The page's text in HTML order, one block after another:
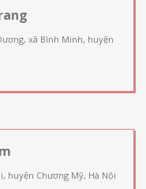
xã Bình Minh, huyện
huyện Chương Mỹ, Hà Nội